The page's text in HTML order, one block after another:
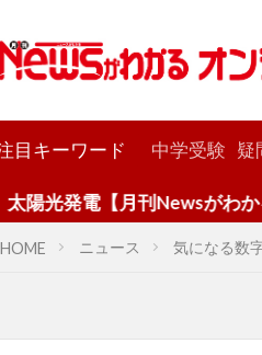
目キーワード 中学受験 疑
月刊Newsがわかる９月号】
HOME ニュース 気になる数